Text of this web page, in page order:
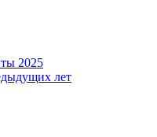
2025
лет